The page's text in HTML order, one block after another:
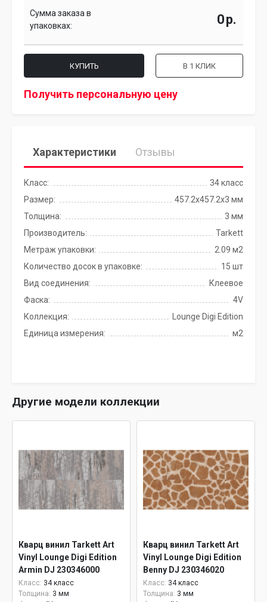
Сумма заказа в
упаковках:
р.
КУПИТЬ В 1 КЛИК
Получить персональную цену
Характеристики Отзывы
Класс:
34 класс
Размер:
457.2x457.2х3 мм
Толщина:
3 мм
Производитель:
Tarkett
Метраж упаковки:
2.09 м2
Количество досок в упаковке:
15 шт
Вид соединения:
Клеевое
Фаска:
4V
Коллекция:
Lounge Digi Edition
Единица измерения:
м2
Другие модели коллекции
Кварц винил Tarkett Art
Vinyl Lounge Digi Edition
Armin DJ 230346000
Класс: 34 класс
Толщина: 3 мм
Кварц винил Tarkett Art
Vinyl Lounge Digi Edition
Benny DJ 230346020
Класс: 34 класс
Толщина: 3 мм